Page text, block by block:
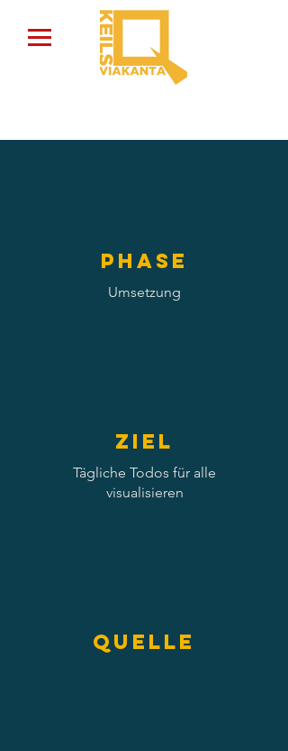
Phase
Umsetzung
Ziel
Tägliche Todos für alle
visualisieren
Quelle